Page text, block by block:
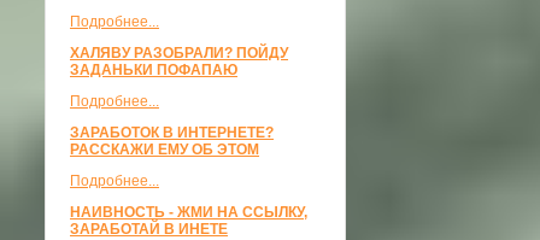
Подробнее...
ХАЛЯВУ РАЗОБРАЛИ? ПОЙДУ
ЗАДАНЬКИ ПОФАПАЮ
Подробнее...
ЗАРАБОТОК В ИНТЕРНЕТЕ?
РАССКАЖИ ЕМУ ОБ ЭТОМ
Подробнее...
НАИВНОСТЬ - ЖМИ НА ССЫЛКУ,
ЗАРАБОТАЙ В ИНЕТЕ